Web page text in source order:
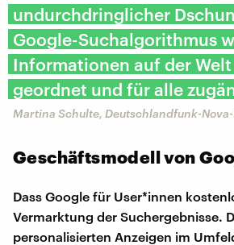
undurchdringlicher
Google-Suchalgorithmus
Informationen auf der
geordnet und für alle
Martina Schulte, Deutschlandfunk-
Geschäftsmodell von
Dass Google für User*innen
Vermarktung der Suchergebnisse.
personalisierten Anzeigen im